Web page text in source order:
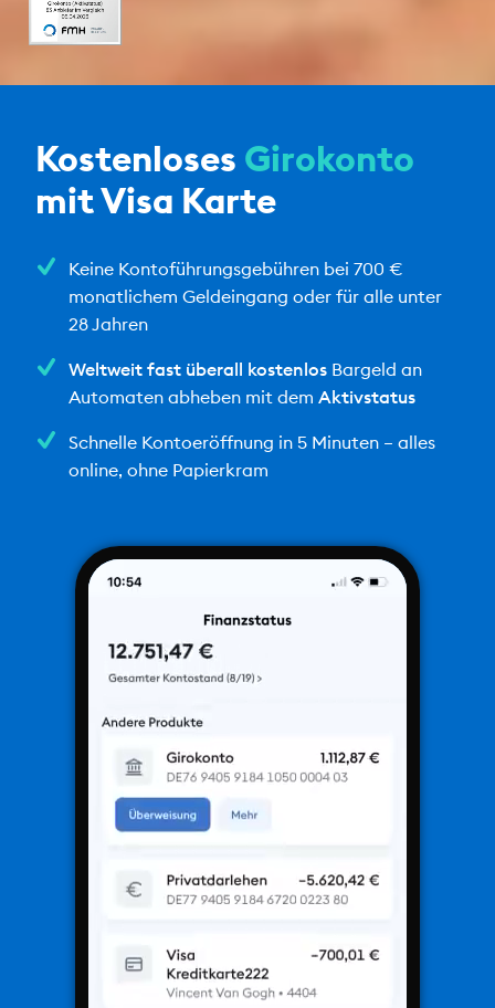
Kostenloses Girokonto
mit Visa Karte
Keine Kontoführungsgebühren bei 700 €
monatlichem Geldeingang oder für alle unter
28 Jahren
Weltweit fast überall kostenlosBargeld an
Automaten abheben mit dem Aktivstatus
Schnelle Kontoeröffnung in 5 Minuten – alles
online, ohne Papierkram